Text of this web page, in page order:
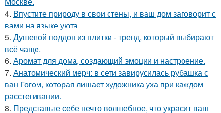
4. Впустите природу в свои стены, и ваш дом заговорит с
вами на языке уюта.
5. Душевой поддон из плитки - тренд, который выбирают
всё чаще.
6. Аромат для дома, создающий эмоции и настроение.
7. Анатомический мерч: в сети завирусилась рубашка с
ван Гогом, которая лишает художника уха при каждом
расстегивании.
8. Представьте себе нечто волшебное, что украсит ваш